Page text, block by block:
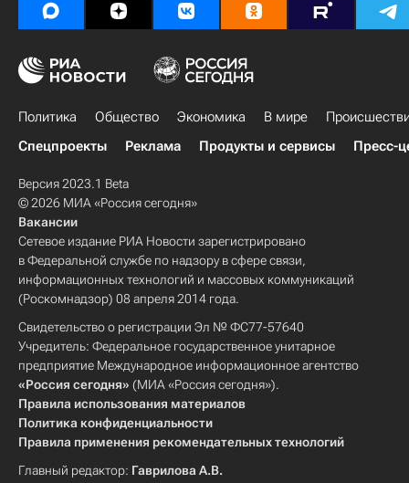
Политика Общество Экономика В мире
Спецпроекты
Реклама Продукты и сервисы Пресс-
Версия 2023.1 Beta
© 2026 МИА «Россия сегодня»
Вакансии
Сетевое издание РИА Новости зарегистрировано
в Федеральной службе по надзору в сфере связи,
информационных технологий и массовых коммуникаций
(Роскомнадзор) 08 апреля 2014 года.
Свидетельство о регистрации Эл № ФС77-57640
Учредитель: Федеральное государственное унитарное
предприятие Международное информационное агентство
«Россия сегодня» (МИА «Россия сегодня»).
Правила использования материалов
Политика конфиденциальности
Правила применения рекомендательных технологий
Главный редактор: Гаврилова А.В.